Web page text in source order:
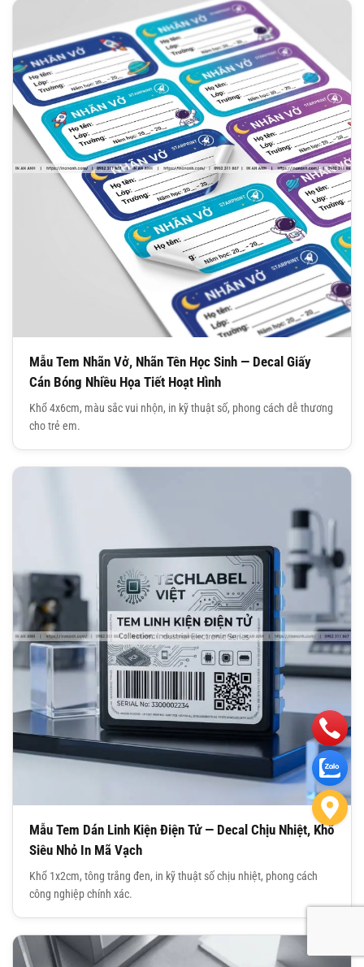
Mẫu Tem Nhãn Vở, Nhãn Tên Học Sinh — Decal Giấy
Cán Bóng Nhiều Họa Tiết Hoạt Hình
Khổ 4x6cm, màu sắc vui nhộn, in kỹ thuật số, phong cách dễ thương
cho trẻ em.
Mẫu Tem Dán Linh Kiện Điện Tử — Decal Chịu Nhiệt, Khổ
Siêu Nhỏ In Mã Vạch
Khổ 1x2cm, tông trắng đen, in kỹ thuật số chịu nhiệt, phong cách
công nghiệp chính xác.